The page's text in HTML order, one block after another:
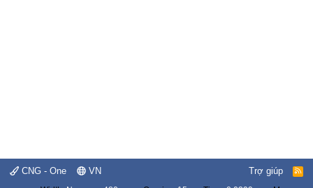
CNG - One VN Trợ giúp
R